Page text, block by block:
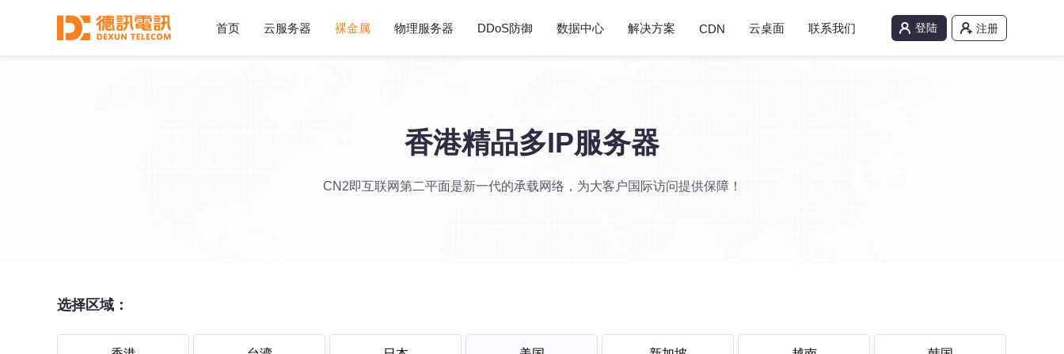
首页 云服务器 裸金属 物理服务器 DDoS防御 数据中心 解决方案 CDN 云桌面 联系我们 登陆 注册
香港精品多IP服务器
CN2即互联网第二平面是新一代的承载网络，为大客户国际访问提供保障！
选择区域：